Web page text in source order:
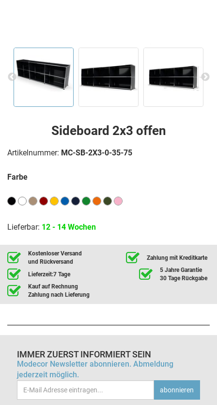
Sideboard 2x3 offen
Artikelnummer: MC-SB-2X3-0-35-75
Farbe
Lieferbar: 12 - 14 Wochen
Kostenloser Versand
und Rückversand
Zahlung mit Kreditkarte
Lieferzeit:7 Tage
5 Jahre Garantie
30 Tage Rückgabe
Kauf auf Rechnung
Zahlung nach Lieferung
IMMER ZUERST INFORMIERT SEIN
Modecor Newsletter abonnieren. Abmeldung
jederzeit möglich.
Email-
Adresse
abonnieren